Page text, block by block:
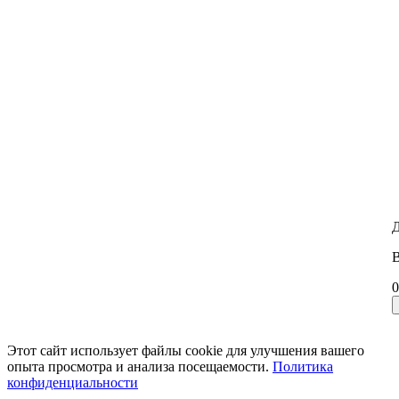
Этот сайт использует файлы cookie для улучшения вашего
опыта просмотра и анализа посещаемости. Политика
конфиденциальности